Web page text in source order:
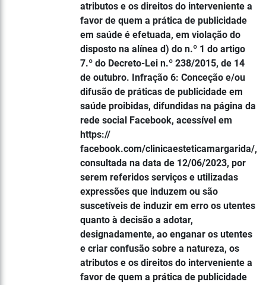
atributos e os direitos do interveniente a
favor de quem a prática de publicidade
em saúde é efetuada, em violação do
disposto na alínea d) do n.º 1 do artigo
7.º do Decreto-Lei n.º 238/2015, de 14
de outubro. Infração 6: Conceção e/ou
difusão de práticas de publicidade em
saúde proibidas, difundidas na página da
rede social Facebook, acessível em
https://
facebook.com/clinicaesteticamargarida/,
consultada na data de 12/06/2023, por
serem referidos serviços e utilizadas
expressões que induzem ou são
suscetíveis de induzir em erro os utentes
quanto à decisão a adotar,
designadamente, ao enganar os utentes
e criar confusão sobre a natureza, os
atributos e os direitos do interveniente a
favor de quem a prática de publicidade